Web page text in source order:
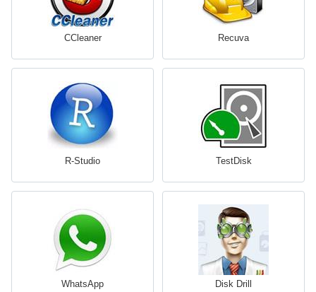
CCleaner Recuva
R-Studio TestDisk
WhatsApp Disk Drill